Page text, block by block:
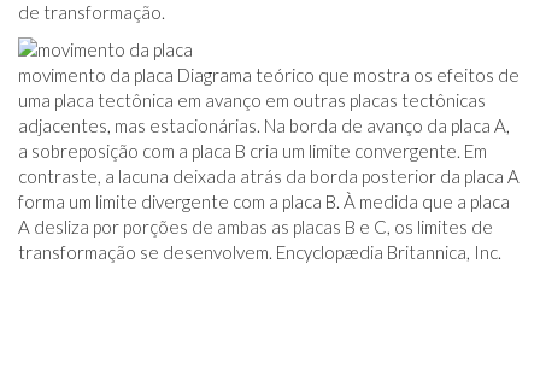
de transformação.
movimento da placa Diagrama teórico que mostra os efeitos de
uma placa tectônica em avanço em outras placas tectônicas
adjacentes, mas estacionárias. Na borda de avanço da placa A,
a sobreposição com a placa B cria um limite convergente. Em
contraste, a lacuna deixada atrás da borda posterior da placa A
forma um limite divergente com a placa B. À medida que a placa
A desliza por porções de ambas as placas B e C, os limites de
transformação se desenvolvem. Encyclopædia Britannica, Inc.